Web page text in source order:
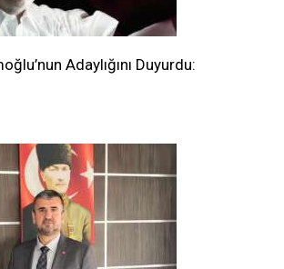
Adaylığını Duyurdu: